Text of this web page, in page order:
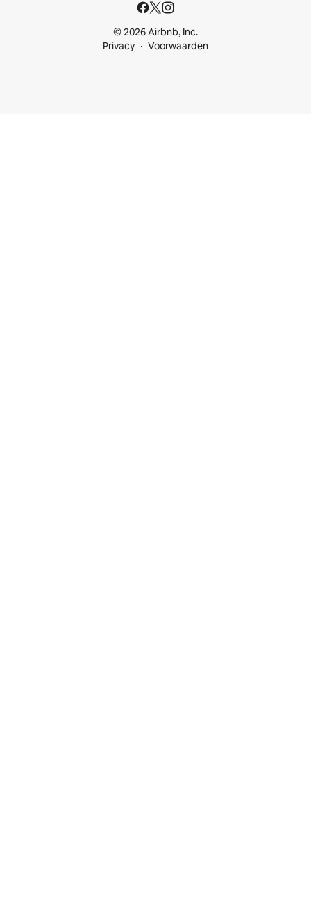
© 2026 Airbnb, Inc.
Privacy
Voorwaarden